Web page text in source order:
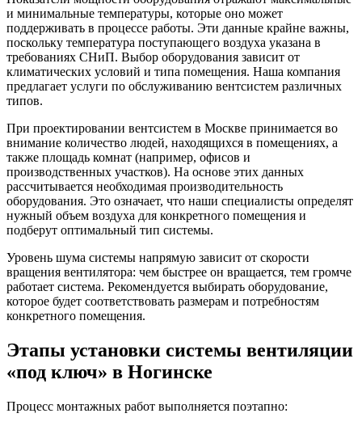
и минимальные температуры, которые оно может
поддерживать в процессе работы. Эти данные крайне важны,
поскольку температура поступающего воздуха указана в
требованиях СНиП. Выбор оборудования зависит от
климатических условий и типа помещения. Наша компания
предлагает услуги по обслуживанию вентсистем различных
типов.
При проектировании вентсистем в Москве принимается во
внимание количество людей, находящихся в помещениях, а
также площадь комнат (например, офисов и
производственных участков). На основе этих данных
рассчитывается необходимая производительность
оборудования. Это означает, что наши специалисты определят
нужный объем воздуха для конкретного помещения и
подберут оптимальный тип системы.
Уровень шума системы напрямую зависит от скорости
вращения вентилятора: чем быстрее он вращается, тем громче
работает система. Рекомендуется выбирать оборудование,
которое будет соответствовать размерам и потребностям
конкретного помещения.
Этапы установки системы вентиляции
«под ключ» в Ногинске
Процесс монтажных работ выполняется поэтапно: